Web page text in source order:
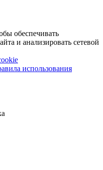
обеспечивать
и анализировать сетевой
использования